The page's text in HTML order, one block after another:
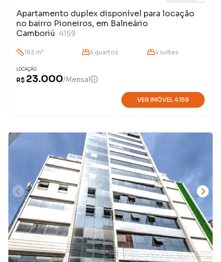
Apartamento duplex disponível para locação
no bairro Pioneiros, em Balneário
Camboriú 4159
193 m² 4quartos 4 suítes
LOCAÇÃO
R$ 23.000/Mensal
VER IMÓVEL 4159